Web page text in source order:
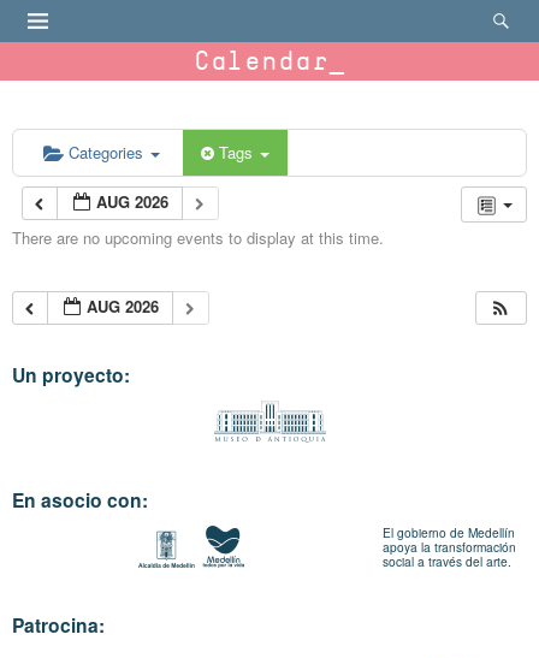
Calendar
Categories Tags
AUG 2026
There are no upcoming events to display at this time.
AUG 2026
Un proyecto:
En asocio con:
El gobierno de Medellín
apoya la transformación
social a través del arte.
Patrocina: